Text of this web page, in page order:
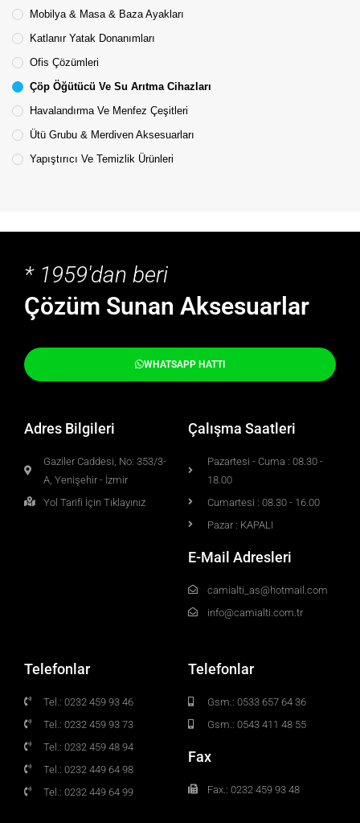
Mobilya & Masa & Baza Ayakları
Katlanır Yatak Donanımları
Ofis Çözümleri
Çöp Öğütücü Ve Su Arıtma Cihazları
Havalandırma Ve Menfez Çeşitleri
Ütü Grubu & Merdiven Aksesuarları
Yapıştırıcı Ve Temizlik Ürünleri
* 1959'dan beri
Çözüm Sunan Aksesuarlar
WHATSAPP HATTI
Adres Bilgileri
Gaziler Caddesi, No: 353/3-
A, Yenişehir - İzmir
Yol Tarifi İçin Tıklayınız
Çalışma Saatleri
Pazartesi - Cuma : 08.30 -
18.00
Cumartesi : 08.30 - 16.00
Pazar : KAPALI
E-Mail Adresleri
camialti_as@hotmail.com
info@camialti.com.tr
Telefonlar
Tel.: 0232 459 93 46
Tel.: 0232 459 93 73
Tel.: 0232 459 48 94
Tel.: 0232 449 64 98
Tel.: 0232 449 64 99
Telefonlar
Gsm.: 0533 657 64 36
Gsm.: 0543 411 48 55
Fax
Fax.: 0232 459 93 48